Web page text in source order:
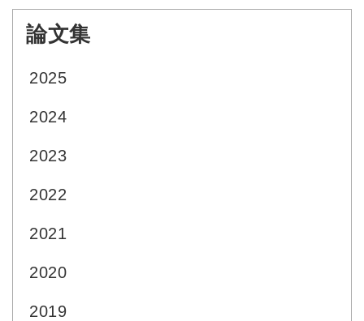
論文集
2025
2024
2023
2022
2021
2020
2019